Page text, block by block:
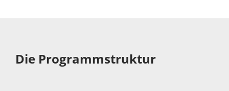
Die Programmstruktur